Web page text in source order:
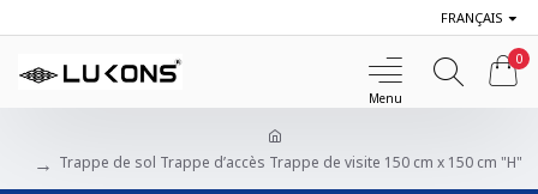
FRANÇAIS
0
Trappe de sol Trappe d’accès Trappe de visite 150 cm x 150 cm "H"